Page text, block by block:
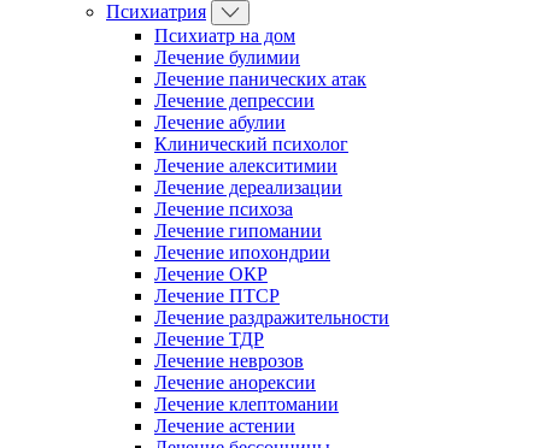
Психиатрия
Психиатр на дом
Лечение булимии
Лечение панических атак
Лечение депрессии
Лечение абулии
Клинический психолог
Лечение алекситимии
Лечение дереализации
Лечение психоза
Лечение гипомании
Лечение ипохондрии
Лечение ОКР
Лечение ПТСР
Лечение раздражительности
Лечение ТДР
Лечение неврозов
Лечение анорексии
Лечение клептомании
Лечение астении